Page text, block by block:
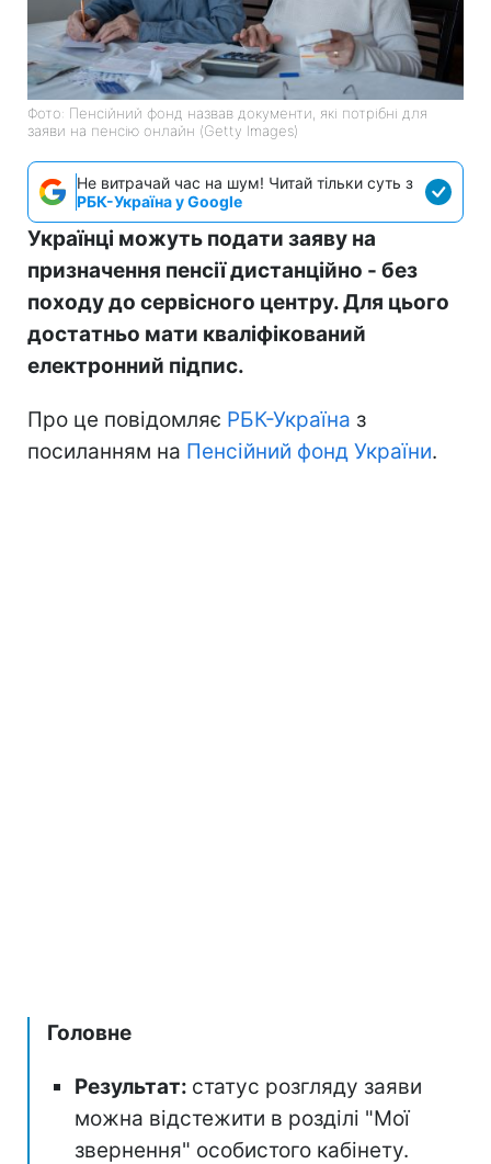
Фото: Пенсійний фонд назвав документи, які потрібні для
заяви на пенсію онлайн (Getty Images)
Не витрачай час на шум! Читай тільки суть з
РБК-Україна у Google
Українці можуть подати заяву на
призначення пенсії дистанційно - без
походу до сервісного центру. Для цього
достатньо мати кваліфікований
електронний підпис.
Про це повідомляє РБК-Україна з
посиланням на Пенсійний фонд України.
Головне
Результат: статус розгляду заяви
можна відстежити в розділі "Мої
звернення" особистого кабінету.